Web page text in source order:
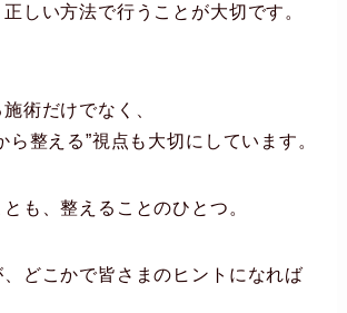
しい方法で行うことが大切です。
術だけでなく、
ら整える”視点も大切にしています。
も、整えることのひとつ。
どこかで皆さまのヒントになれば